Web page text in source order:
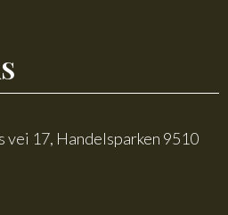
vei 17, Handelsparken 9510